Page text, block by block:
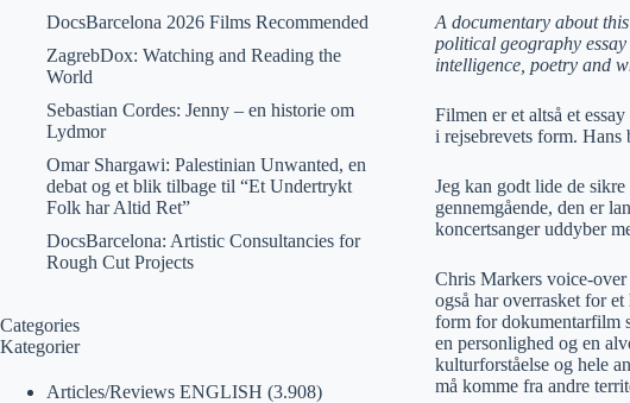
A documentary about
political geography
intelligence, poetry and
Filmen er et altså et
i rejsebrevets form.
Jeg kan godt lide de
gennemgående, den er
koncertsanger uddyber
Chris Markers voice-over
også har overrasket for
form for dokumentarfilm
en personlighed og en
kulturforståelse og hele
må komme fra andre
DocsBarcelona 2026 Films Recommended
ZagrebDox: Watching and Reading the
World
Sebastian Cordes: Jenny – en historie om
Lydmor
Omar Shargawi: Palestinian Unwanted, en
debat og et blik tilbage til “Et Undertrykt
Folk har Altid Ret”
DocsBarcelona: Artistic Consultancies for
Rough Cut Projects
Categories
Kategorier
Articles/Reviews ENGLISH (3.908)